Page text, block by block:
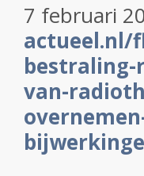
7 februari
actueel.nl/
van-